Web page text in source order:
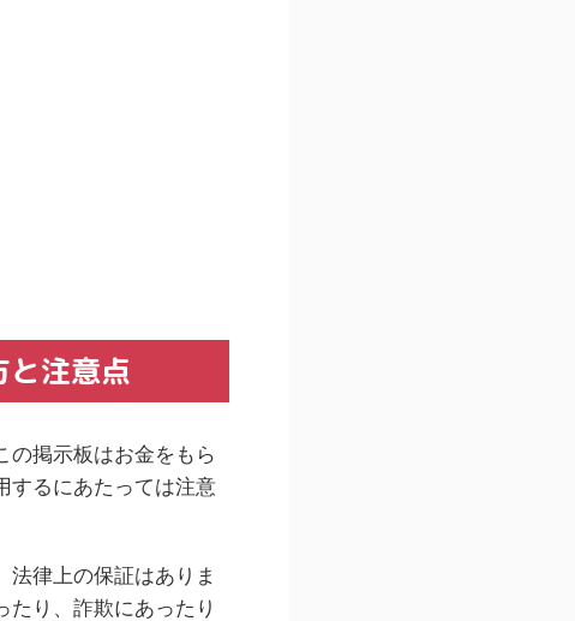
と注意点
の掲示板はお金をもら
するにあたっては注意
法律上の保証はありま
り、詐欺にあったり